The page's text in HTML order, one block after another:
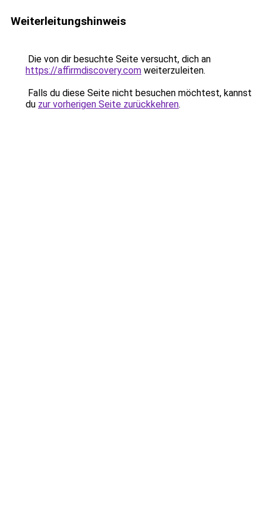
Weiterleitungshinweis
Die von dir besuchte Seite versucht, dich an
https://affirmdiscovery.com weiterzuleiten.
Falls du diese Seite nicht besuchen möchtest, kannst
du zur vorherigen Seite zurückkehren.